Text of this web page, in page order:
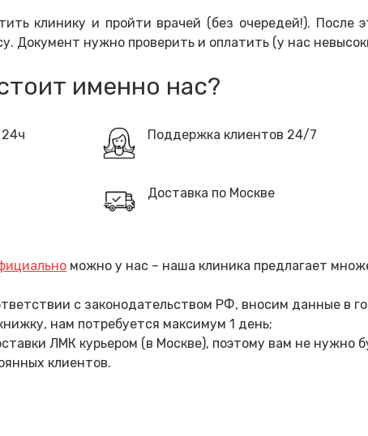
клинику и пройти врачей (без очередей!). После
Документ нужно проверить и оплатить (у нас
именно нас?
Поддержка клиентов 24/7
Доставка по Москве
можно у нас – наша клиника предлагает
с законодательством РФ, вносим данные в
нам потребуется максимум 1 день;
ЛМК курьером (в Москве), поэтому вам не нужно
клиентов.